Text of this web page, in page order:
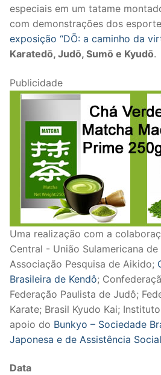
especiais em um tatame
com demonstrações dos
exposição “DŌ: a caminho da
Karatedō, Judō, Sumō e Kyudō.
Publicidade
Uma realização com a
Central - União Sulamericana
Associação Pesquisa de Aikido;
Brasileira de Kendô;
Federação Paulista de Judô;
Karate; Brasil Kyudo Kai;
apoio do Bunkyo – Sociedade
Japonesa e de Assistência Social
Data